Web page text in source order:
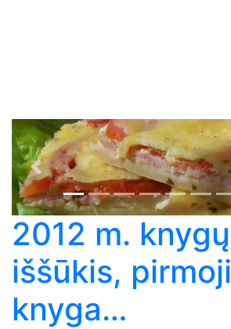
Previous
2012 m. knygų
iššūkis, pirmoji
knyga…